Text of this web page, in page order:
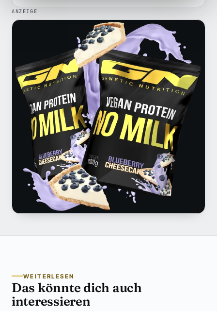
ANZEIGE
WEITERLESEN
Das könnte dich auch
interessieren